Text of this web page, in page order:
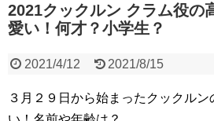
2021クックルン クラム役の
愛い！何才？小学生？
2021/4/12 2021/8/15
３月２９日から始まったクックル